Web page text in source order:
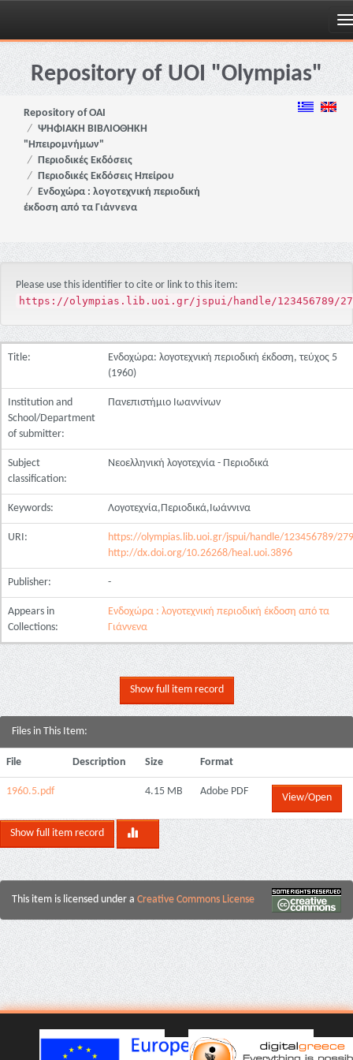
Skip
navigationRepository of UOI "Olympias"
Repository of OAI
ΨΗΦΙΑΚΗ ΒΙΒΛΙΟΘΗΚΗ
"Ηπειρομνήμων"
Περιοδικές Εκδόσεις
Περιοδικές Εκδόσεις Ηπείρου
Ενδοχώρα : λογοτεχνική περιοδική
έκδοση από τα Γιάννενα
Please use this identifier to cite or link to this item:
https://olympias.lib.uoi.gr/jspui/handle/123456789/
Title:
Ενδοχώρα: λογοτεχνική περιοδική έκδοση, τεύχος 5
(1960)
Institution and
School/Department
of submitter:
Πανεπιστήμιο Ιωαννίνων
Subject
classification:
Νεοελληνική λογοτεχνία - Περιοδικά
Keywords: Λογοτεχνία,Περιοδικά,Ιωάννινα
URI:
https://olympias.lib.uoi.gr/jspui/handle/123456789/
http://dx.doi.org/10.26268/heal.uoi.3896
Publisher: -
Appears in
Collections:
Ενδοχώρα : λογοτεχνική περιοδική έκδοση από τα
Γιάννενα
Show full item record
Files in This Item:
File Description Size Format
1960.5.pdf 4.15 MB Adobe PDF
View/Open
Show full item record
This item is licensed under a Creative Commons License